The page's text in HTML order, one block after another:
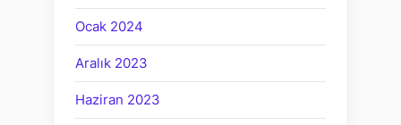
Ocak 2024
Aralık 2023
Haziran 2023